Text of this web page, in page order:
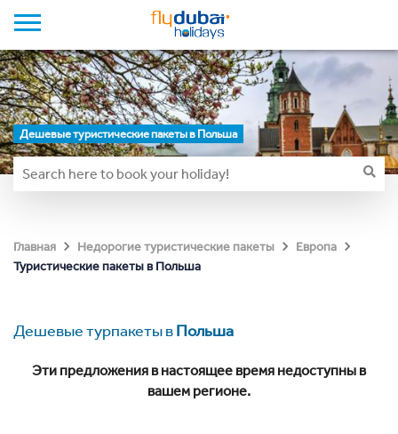
Дешевые туристические пакеты в Польша
Главная Недорогие туристические пакеты
Европа
Туристические пакеты в Польша
Дешевые турпакеты вПольша
Эти предложения в настоящее время недоступны в
вашем регионе.